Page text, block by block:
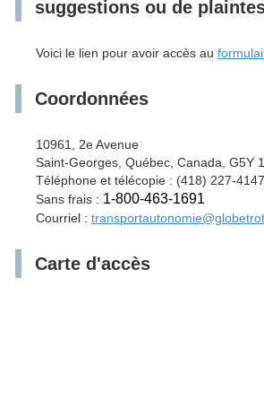
suggestions ou de
Voici le lien pour avoir accès au
Coordonnées
10961, 2e Avenue
Saint-Georges, Québec, Canada, G5Y
Téléphone et télécopie : (418) 227-4147
Sans frais : 1-800-463-1691
Courriel :
Carte d'accès